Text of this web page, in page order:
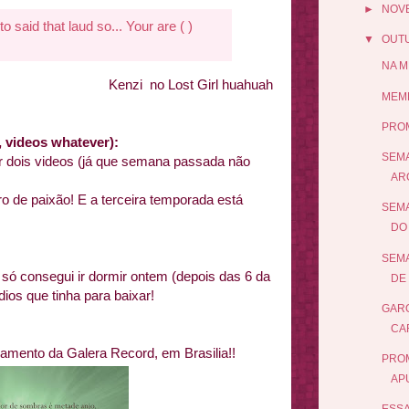
said that laud so... Your are ( )
Kenzi no Lost Girl huahuah
whatever):
videos (já que semana passada não
de paixão! E a terceira temporada está
consegui ir dormir ontem (depois das 6 da
que tinha para baixar!
da Galera Record, em Brasilia!!
►
▼
NA
DE